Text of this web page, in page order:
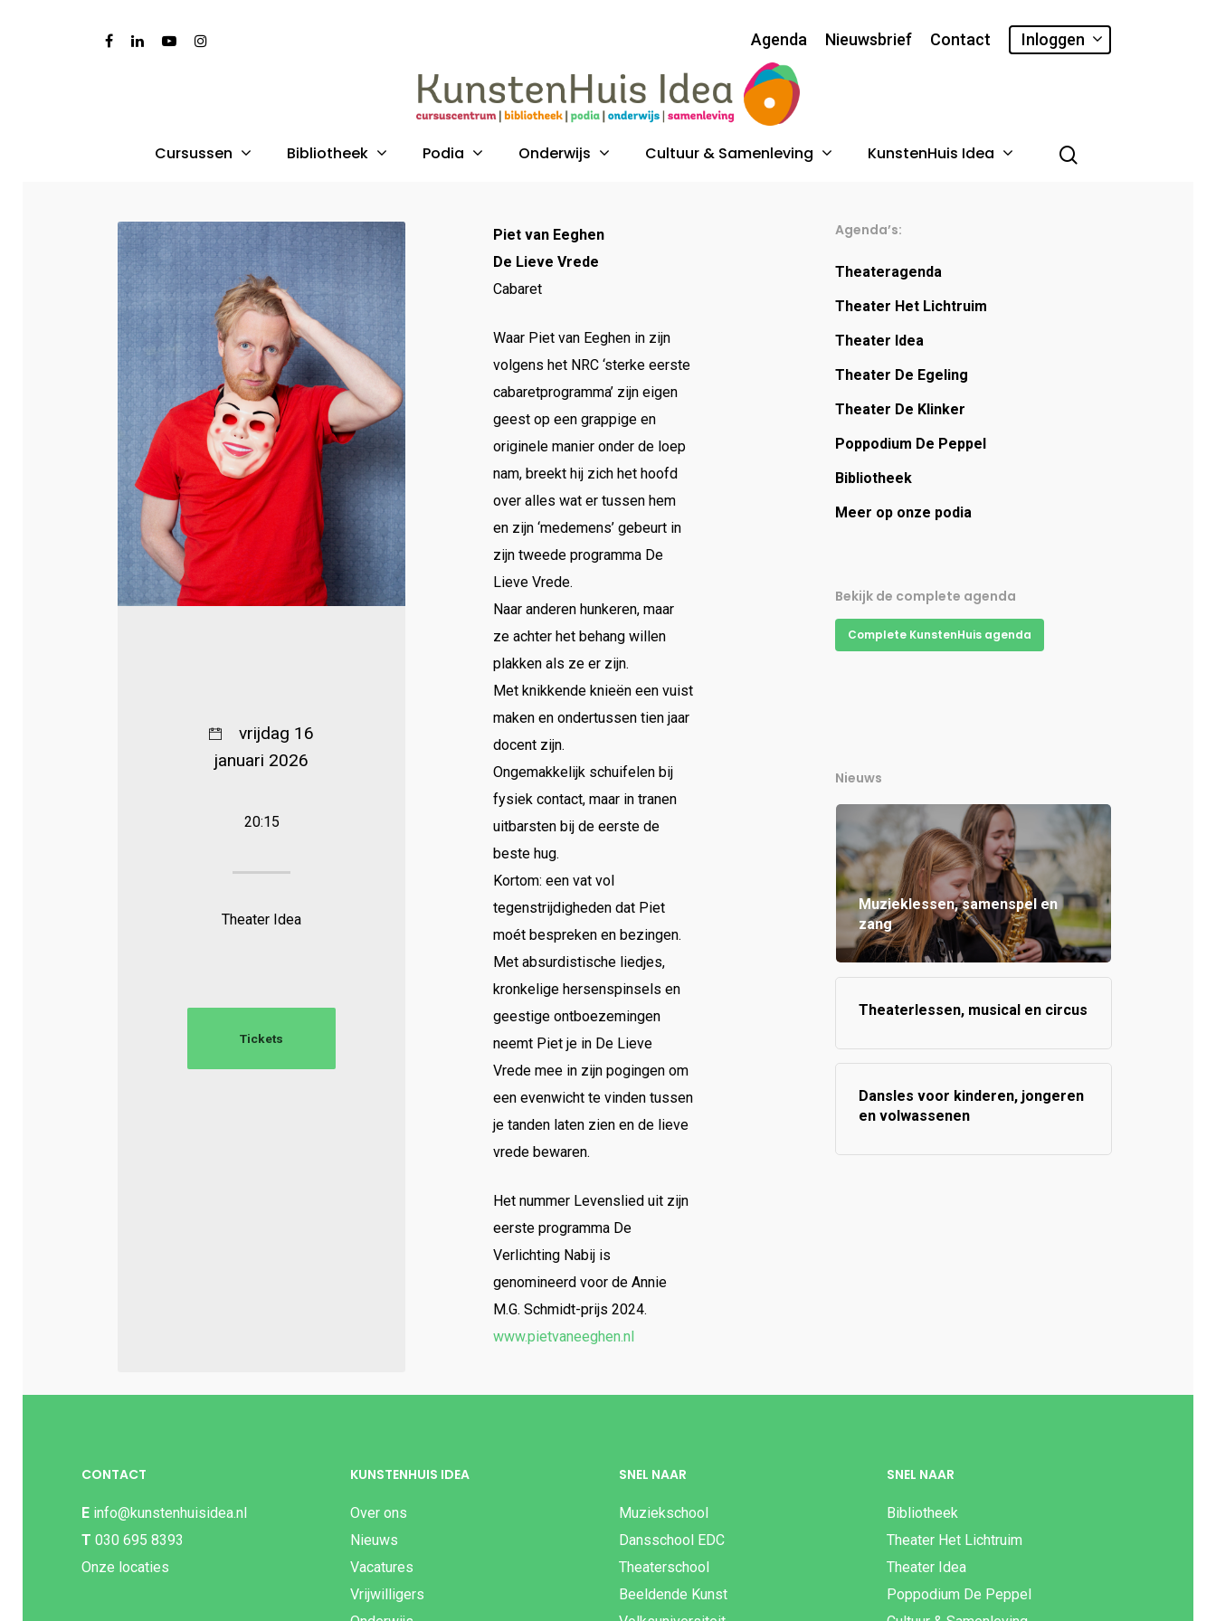
Agenda Nieuwsbrief Contact Inloggen
Druk op Enter om te starten met zoeken of druk op ESC om te sluiten
Cursussen Bibliotheek Podia Onderwijs Cultuur & Samenleving KunstenHuis Idea
Piet van Eeghen
De Lieve Vrede
Cabaret
Waar Piet van Eeghen in zijn
volgens het NRC ‘sterke eerste
cabaretprogramma’ zijn eigen
geest op een grappige en
originele manier onder de loep
nam, breekt hij zich het hoofd
over alles wat er tussen hem
en zijn ‘medemens’ gebeurt in
zijn tweede programma De
Lieve Vrede.
Naar anderen hunkeren, maar
ze achter het behang willen
plakken als ze er zijn.
Met knikkende knieën een vuist
maken en ondertussen tien jaar
docent zijn.
Ongemakkelijk schuifelen bij
fysiek contact, maar in tranen
uitbarsten bij de eerste de
beste hug.
Kortom: een vat vol
tegenstrijdigheden dat Piet
moét bespreken en bezingen.
Met absurdistische liedjes,
kronkelige hersenspinsels en
geestige ontboezemingen
neemt Piet je in De Lieve
Vrede mee in zijn pogingen om
een evenwicht te vinden tussen
je tanden laten zien en de lieve
vrede bewaren.
Het nummer Levenslied uit zijn
eerste programma De
Verlichting Nabij is
genomineerd voor de Annie
M.G. Schmidt-prijs 2024.
www.pietvaneeghen.nl
vrijdag 16
januari 2026
20:15
Theater Idea
Tickets
Agenda’s:
Theateragenda
Theater Het Lichtruim
Theater Idea
Theater De Egeling
Theater De Klinker
Poppodium De Peppel
Bibliotheek
Meer op onze podia
Bekijk de complete agenda
Complete KunstenHuis agenda
Nieuws
Muzieklessen, samenspel en
zang
Theaterlessen, musical en circus
Dansles voor kinderen, jongeren
en volwassenen
CONTACT
E info@kunstenhuisidea.nl
T 030 695 8393
Onze locaties
KUNSTENHUIS IDEA
Over ons
Nieuws
Vacatures
Vrijwilligers
SNEL NAAR
Muziekschool
Dansschool EDC
Theaterschool
Beeldende Kunst
SNEL NAAR
Bibliotheek
Theater Het Lichtruim
Theater Idea
Poppodium De Peppel